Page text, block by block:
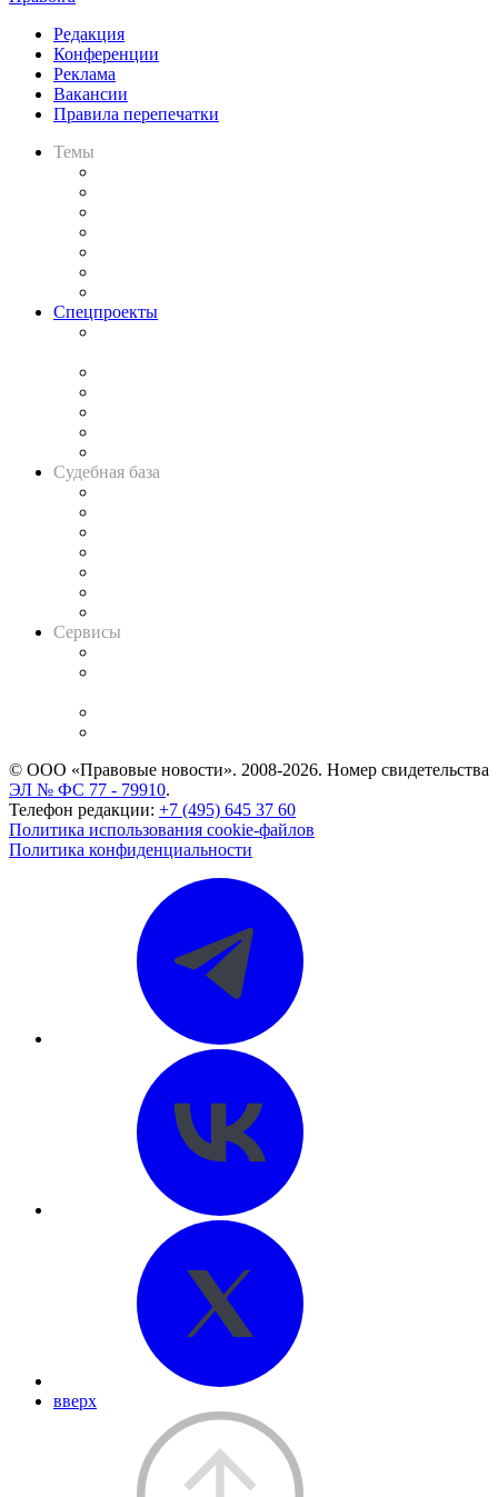
Редакция
Конференции
Реклама
Вакансии
Правила перепечатки
Темы
Спецпроекты
Судебная база
Сервисы
© ООО «Правовые новости». 2008-2026. Номер свидетельства
ЭЛ № ФС 77 - 79910.
Телефон редакции: +7 (495) 645 37 60
Политика использования cookie-файлов
Политика конфиденциальности
вверх